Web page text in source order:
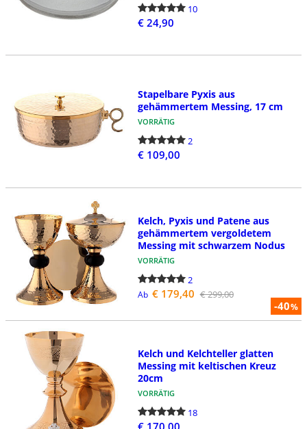
10
€ 24,90
Stapelbare Pyxis aus
gehämmertem Messing, 17 cm
VORRÄTIG
2
€ 109,00
-40%
Kelch, Pyxis und Patene aus
gehämmertem vergoldetem
Messing mit schwarzem Nodus
VORRÄTIG
2
Ab € 179,40 € 299,00
Kelch und Kelchteller glatten
Messing mit keltischen Kreuz
20cm
VORRÄTIG
18
€ 170,00